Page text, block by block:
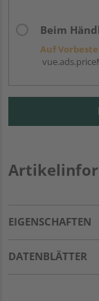
Beim
Auf
EIGENSCHAFTEN
DATENBLÄTTER